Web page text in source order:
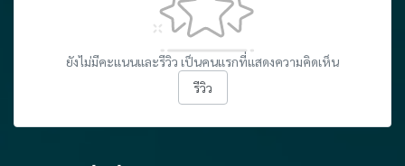
ยังไม่มีคะแนนและรีวิว เป็นคนแรกที่แสดงความคิดเห็น
รีวิว